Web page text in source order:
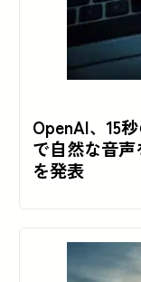
OpenAI、15
で自然な音声
を発表